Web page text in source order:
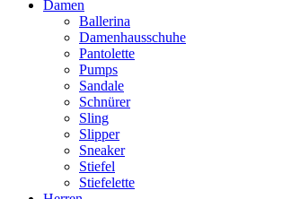
Damen
Ballerina
Damenhausschuhe
Pantolette
Pumps
Sandale
Schnürer
Sling
Slipper
Sneaker
Stiefel
Stiefelette